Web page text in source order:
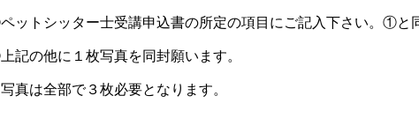
ットシッター士受講申込書の所定の項目にご記入下さい。①と
記の他に１枚写真を同封願います。
真は全部で３枚必要となります。